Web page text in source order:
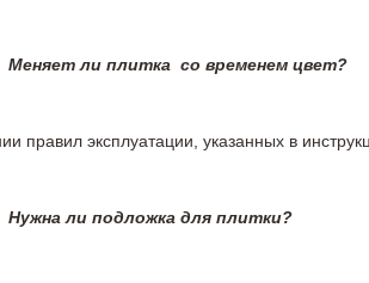
Меняет ли плитка со временем цвет?
правил эксплуатации, указанных в
Нужна ли подложка для плитки?